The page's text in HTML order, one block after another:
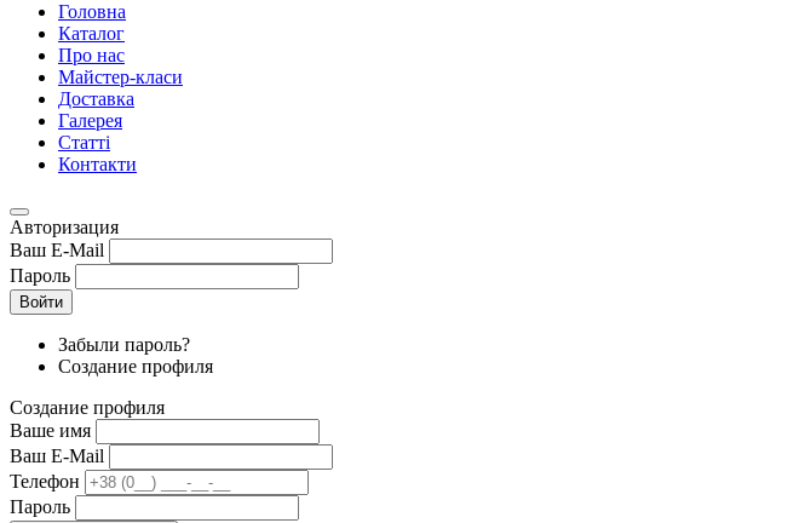
Головна
Каталог
Про нас
Майстер-класи
Доставка
Галерея
Статтi
Контакти
Авторизация
Ваш E-Mail
Пароль
Войти
Забыли пароль?
Создание профиля
Создание профиля
Ваше имя
Ваш E-Mail
Телефон
Пароль